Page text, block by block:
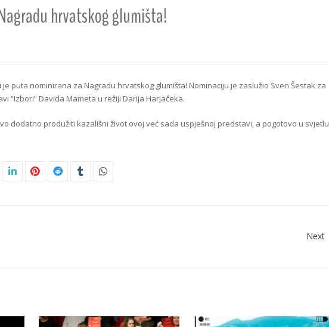
hrvatskog glumišta!
puta nominirana za Nagradu hrvatskog glumišta! Nominaciju je zaslužio Sven Šestak za
“Izbori” Davida Mameta u režiji Darija Harjačeka.
dodatno produžiti kazališni život ovoj već sada uspješnoj predstavi, a pogotovo u svjetlu
Next